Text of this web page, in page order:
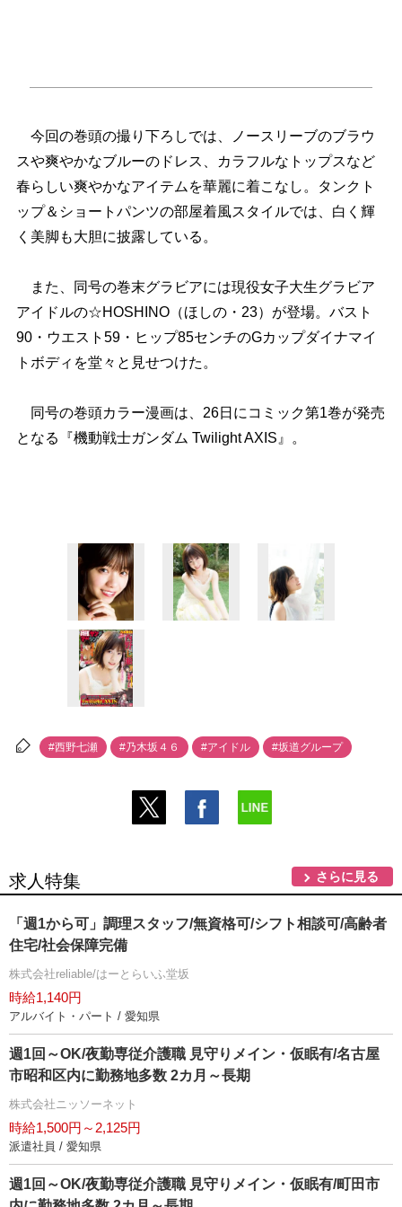
今回の巻頭の撮り下ろしでは、ノースリーブのブラウ
スや爽やかなブルーのドレス、カラフルなトップスなど
春らしい爽やかなアイテムを華麗に着こなし。タンクト
ップ＆ショートパンツの部屋着風スタイルでは、白く輝
く美脚も大胆に披露している。
また、同号の巻末グラビアには現役女子大生グラビア
アイドルの☆HOSHINO（ほしの・23）が登場。バスト
90・ウエスト59・ヒップ85センチのGカップダイナマイ
トボディを堂々と見せつけた。
同号の巻頭カラー漫画は、26日にコミック第1巻が発売
となる『機動戦士ガンダム Twilight AXIS』。
#西野七瀬 #乃木坂４６ #アイドル #坂道グループ
求人特集 さらに見る
「週1から可」調理スタッフ/無資格可/シフト相談可/高齢者
住宅/社会保障完備
株式会社reliable/はーとらいふ堂坂
時給1,140円
アルバイト・パート / 愛知県
週1回～OK/夜勤専従介護職 見守りメイン・仮眠有/名古屋
市昭和区内に勤務地多数 2カ月～長期
株式会社ニッソーネット
時給1,500円～2,125円
派遣社員 / 愛知県
週1回～OK/夜勤専従介護職 見守りメイン・仮眠有/町田市